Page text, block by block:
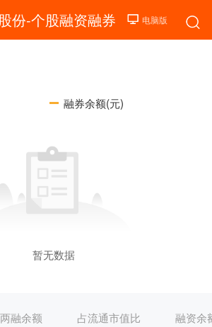
份-个股融资融券
融券余额(元)
暂无数据
两融余额 占流通市值比 融资余